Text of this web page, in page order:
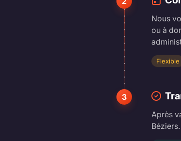
Nous
ou à
Flexible
3
Après